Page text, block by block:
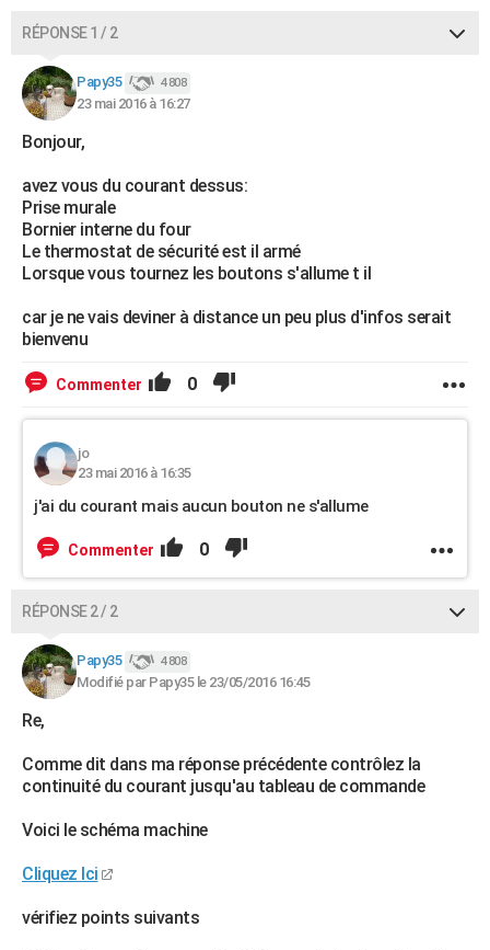
Carte de Noël
Carte Bonne année
Carte Saint-Valentin
Carte Pâques
Carte d'anniversaire
DICTIONNAIRE
Dictionnaire
Biographies
Citations
Expressions
Proverbes
PROGRAMME TV
FORUM
Bricolage
Lifestyle
Culture
Sport
Auto
Television
Voyage
Cinema
RÉPONSE 1 / 2
Papy35 4 808
23 mai 2016 à 16:27
Bonjour,
avez vous du courant dessus:
Prise murale
Bornier interne du four
Le thermostat de sécurité est il armé
Lorsque vous tournez les boutons s'allume t il
car je ne vais deviner à distance un peu plus d'infos serait
bienvenu
Commenter 0
jo
23 mai 2016 à 16:35
j'ai du courant mais aucun bouton ne s'allume
Commenter 0
RÉPONSE 2 / 2
Papy35 4 808
Modifié par Papy35 le 23/05/2016 16:45
Re,
Comme dit dans ma réponse précédente contrôlez la
continuité du courant jusqu'au tableau de commande
Voici le schéma machine
Cliquez Ici
vérifiez points suivants